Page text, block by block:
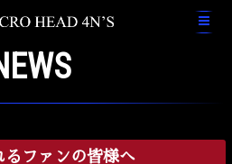
るファンの皆様へ